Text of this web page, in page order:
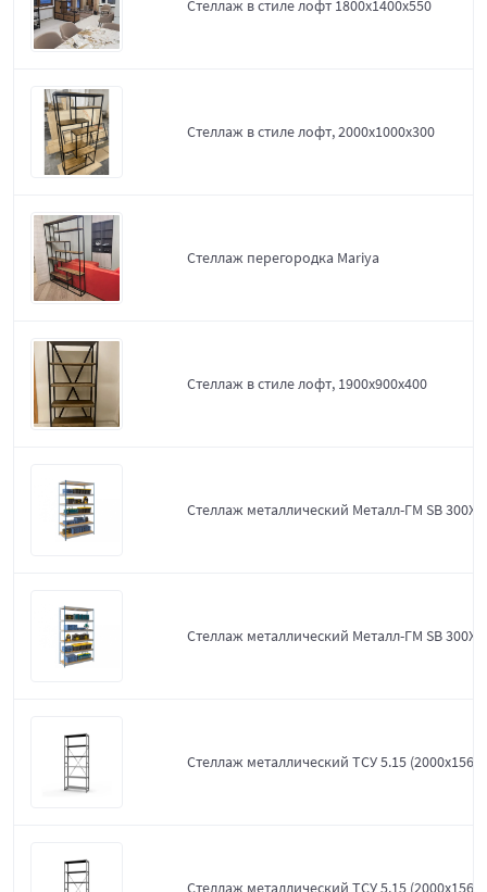
Стеллаж в стиле лофт 1800х1400х550
Стеллаж в стиле лофт, 2000х1000х300
Стеллаж перегородка Mariya
Стеллаж в стиле лофт, 1900х900х400
Стеллаж металлический Металл-ГМ SB
Стеллаж металлический Металл-ГМ SB
Стеллаж металлический ТСУ 5.15
Стеллаж металлический ТСУ 5.15